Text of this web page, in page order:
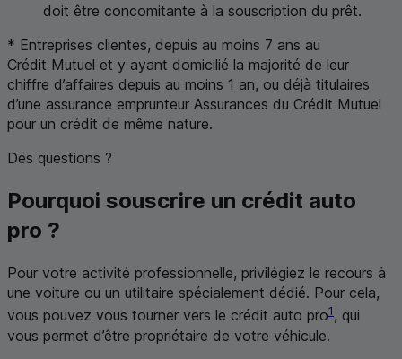
doit être concomitante à la souscription du prêt.
* Entreprises clientes, depuis au moins 7 ans au
Crédit Mutuel et y ayant domicilié la majorité de leur
chiffre d’affaires depuis au moins 1 an, ou déjà titulaires
d’une assurance emprunteur Assurances du Crédit Mutuel
pour un crédit de même nature.
Des questions ?
Pourquoi souscrire un crédit auto
pro ?
Pour votre activité professionnelle, privilégiez le recours à
une voiture ou un utilitaire spécialement dédié. Pour cela,
vous pouvez vous tourner vers le crédit auto pro1, qui
vous permet d’être propriétaire de votre véhicule.